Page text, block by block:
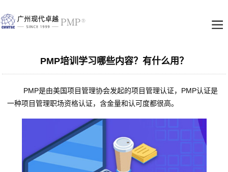
PMP培训学习哪些内容？有什么用？
PMP是由美国项目管理协会发起的项目管理认证，PMP认证是
一种项目管理职场资格认证，含金量和认可度都很高。